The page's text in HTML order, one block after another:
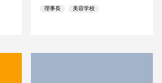
理事長 美容学校